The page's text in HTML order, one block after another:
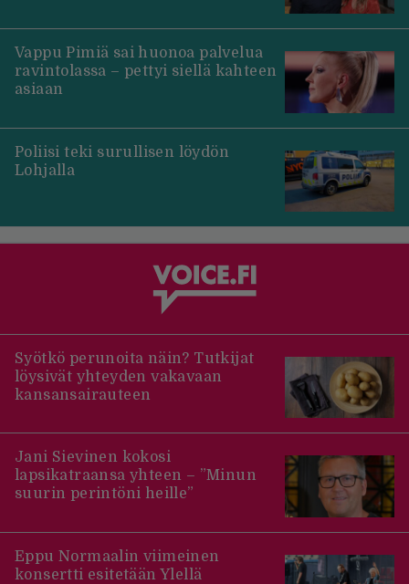
Vappu Pimiä sai huonoa palvelua
ravintolassa – pettyi siellä kahteen
asiaan
Poliisi teki surullisen löydön
Lohjalla
Syötkö perunoita näin? Tutkijat
löysivät yhteyden vakavaan
kansansairauteen
Jani Sievinen kokosi
lapsikatraansa yhteen – ”Minun
suurin perintöni heille”
Eppu Normaalin viimeinen
konsertti esitetään Ylellä